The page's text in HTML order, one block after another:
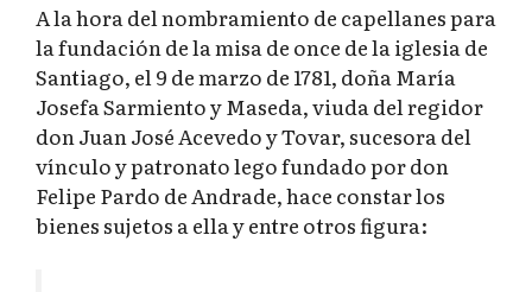
A la hora del nombramiento de capellanes para
la fundación de la misa de once de la iglesia de
Santiago, el 9 de marzo de 1781, doña María
Josefa Sarmiento y Maseda, viuda del regidor
don Juan José Acevedo y Tovar, sucesora del
vínculo y patronato lego fundado por don
Felipe Pardo de Andrade, hace constar los
bienes sujetos a ella y entre otros figura: